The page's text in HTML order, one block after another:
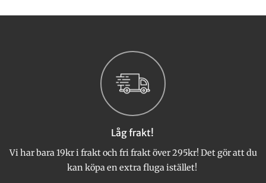
produktsidan
Låg frakt!
Vi har bara 19kr i frakt och fri frakt över 295kr! Det gör att du
kan köpa en extra fluga istället!